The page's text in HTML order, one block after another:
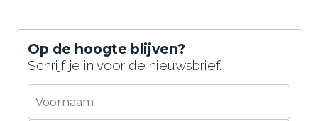
gebruik van de website te analyseren en om
bepaalde content goed te laten werken. Je kunt
zelf kiezen of je hiermee akkoord gaat. Meer
informatie vind je in onsprivacybeleid
Accepteren
Op de hoogte blijven?
Schrijf je in voor de nieuwsbrief.